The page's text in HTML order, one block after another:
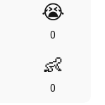
😭
0
👶
0